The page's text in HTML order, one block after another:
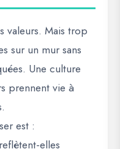
valeurs. Mais trop
sur un mur sans
Une culture
prennent vie à
est :
elles